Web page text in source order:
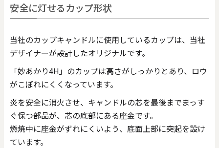
安全に灯せるカップ形状
当社のカップキャンドルに使用しているカップは、当社
デザイナーが設計したオリジナルです。
「妙あかり4H」のカップは高さがしっかりとあり、ロウ
がこぼれにくくなっています。
炎を安全に消火させ、キャンドルの芯を最後までまっす
ぐ保つ部品が、芯の底部にある座金です。
燃焼中に座金がずれにくいよう、底面上部に突起を設け
ています。